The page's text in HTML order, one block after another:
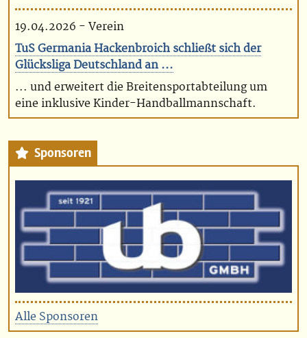
19.04.2026 - Verein
TuS Germania Hackenbroich schließt sich der
Glücksliga Deutschland an ...
... und erweitert die Breitensportabteilung um
eine inklusive Kinder-Handballmannschaft.
Sponsoren
Alle Sponsoren